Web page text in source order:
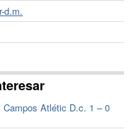
d.m.
Campos Atlétic D.c. 1 – 0